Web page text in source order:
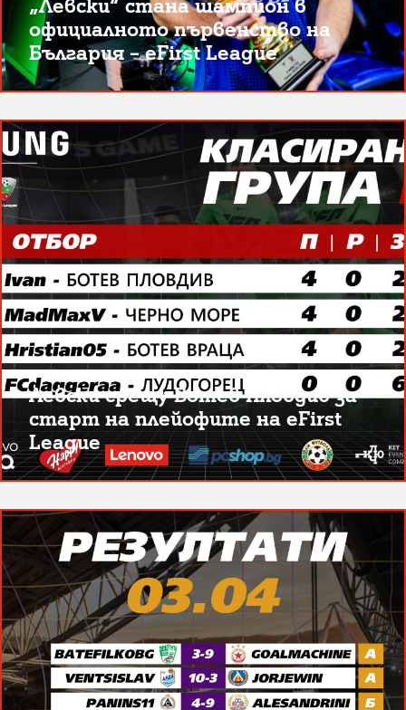
официалното първенство на
България – eFirst League
Левски срещу Ботев Пловдив за
старт на плейофите на eFirst
League